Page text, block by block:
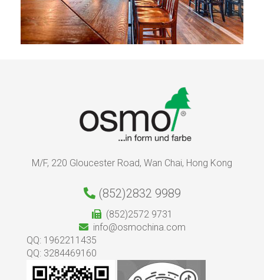
M/F, 220 Gloucester Road, Wan Chai, Hong Kong
(852)2832 9989
(852)2572 9731
info@osmochina.com
QQ: 1962211435
QQ: 3284469160